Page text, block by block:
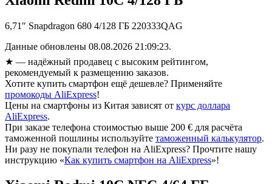
6,71″ Snapdragon 680 4/128 ГБ 220333QAG
Данные обновлены 08.08.2026 21:09:23.
★ — надёжный продавец с высоким рейтингом,
рекомендуемый к размещению заказов.
Хотите купить смартфон ещё дешевле? Применяйте
промокоды AliExpress!
Цены на смартфоны из Китая зависят от курс доллара
AliExpress.
При заказе телефона стоимостью выше 200 € для расчёта
таможенной пошлины используйте таможенный калькулятор.
Ни разу не покупали телефон на AliExpress? Прочтите нашу
инструкцию «Как купить смартфон на AliExpress»!